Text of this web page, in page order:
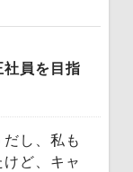
社員を目指
し、私も
ど、キャ